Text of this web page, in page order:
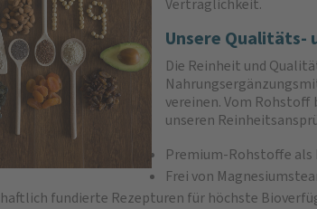
Verträglichkeit.
Unsere Qualitäts-
Die Reinheit und
vereinen. Vom
unseren
Premium-Rohstoffe als
Frei von
fundierte Rezepturen für höchste